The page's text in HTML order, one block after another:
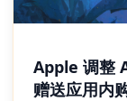
Apple 调整
赠送应用内